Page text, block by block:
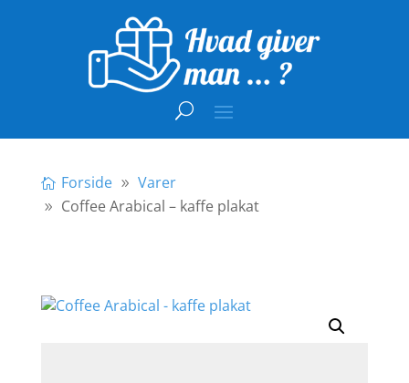
Forside
Varer
Coffee Arabical – kaffe plakat